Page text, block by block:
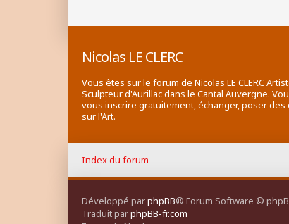
Nicolas LE CLERC
Vous êtes sur le forum de Nicolas LE CLERC
Sculpteur d'Aurillac dans le Cantal Auvergne.
vous inscrire gratuitement, échanger, poser des
sur l'Art.
Index du forum
Développé parphpBB® Forum Software ©
Traduit parphpBB-fr.com